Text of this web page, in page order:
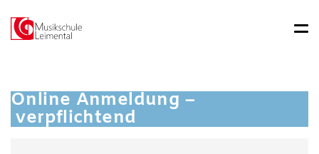
Online Anmeldung –
verpflichtend